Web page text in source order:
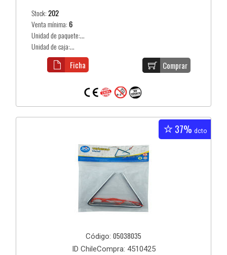
Stock:202
Venta mínima: 6
Unidad de paquete:...
Unidad de caja:...
Comprar
Ficha
37% dcto
Código: 05038035
ID ChileCompra: 4510425